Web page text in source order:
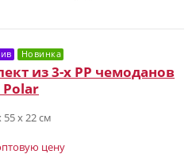
Новинка
из 3-х PP чемоданов
Polar
55 х 22 см
цену